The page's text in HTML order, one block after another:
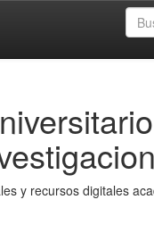
y recursos digitales